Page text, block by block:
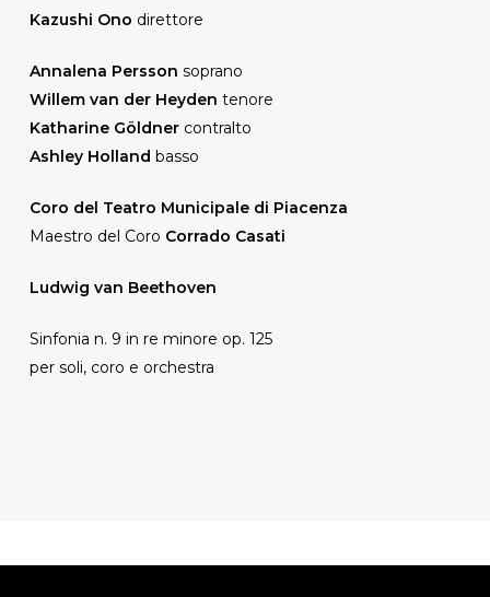
Kazushi Ono direttore
Annalena Persson soprano
Willem van der Heyden tenore
Katharine Göldnercontralto
Ashley Holland basso
Coro del Teatro Municipale di Piacenza
Maestro del Coro Corrado Casati
Ludwig van Beethoven
Sinfonia n. 9 in re minore op. 125
per soli, coro e orchestra